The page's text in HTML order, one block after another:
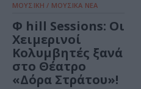
ΜΟΥΣΙΚΗ / ΜΟΥΣΙΚΑ ΝΕΑ
Φ hill Sessions: Οι
Χειμερινοί
Κολυμβητές ξανά
στο Θέατρο
«Δόρα Στράτου»!